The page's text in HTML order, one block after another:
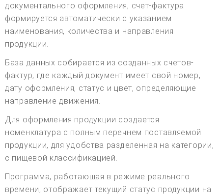
документального оформления, счет-фактура
формируется автоматически с указанием
наименования, количества и направления
продукции.
База данных собирается из созданных счетов-
фактур, где каждый документ имеет свой номер,
дату оформления, статус и цвет, определяющие
направление движения.
Для оформления продукции создается
номенклатура с полным перечнем поставляемой
продукции, для удобства разделенная на категории,
с пищевой классификацией.
Программа, работающая в режиме реального
времени, отображает текущий статус продукции на